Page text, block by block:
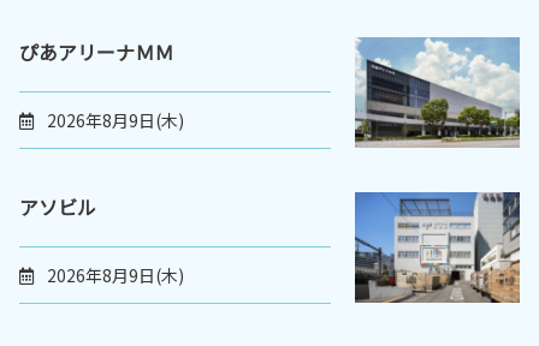
ぴあアリーナＭＭ
2026年8月9日(木)
アソビル
2026年8月9日(木)